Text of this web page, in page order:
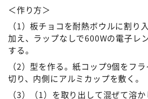
＜作り方＞
（1）板チョコを耐熱ボウルに割り
加え、ラップなしで600Wの電子レ
する。
（2）型を作る。紙コップ9個をフ
切り、内側にアルミカップを敷く。
（3）（1）を取り出して混ぜて溶